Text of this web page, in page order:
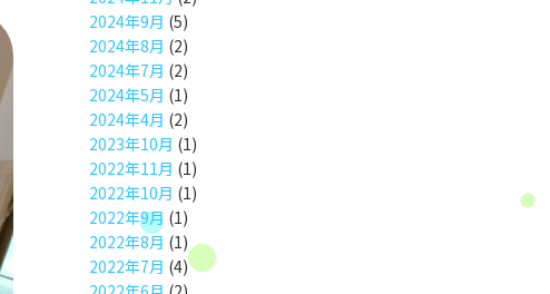
2024年9月 (5)
2024年8月 (2)
2024年7月 (2)
2024年5月 (1)
2024年4月 (2)
2023年10月 (1)
2022年11月 (1)
2022年10月 (1)
2022年9月 (1)
2022年8月 (1)
2022年7月 (4)